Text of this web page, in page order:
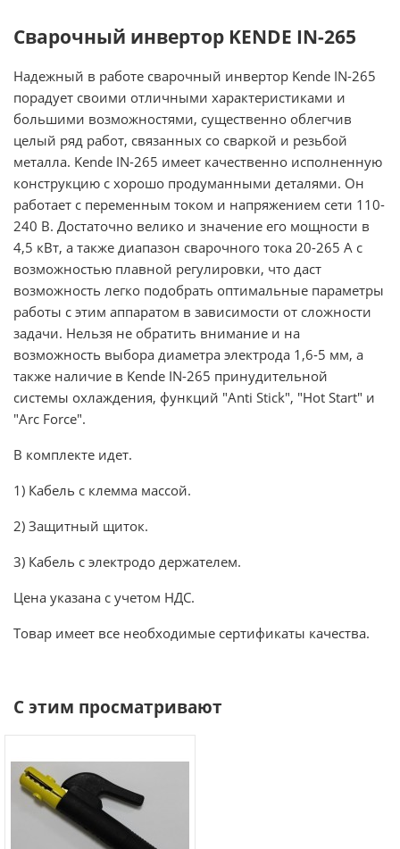
Сварочный инвертор KENDE IN-265
Надежный в работе сварочный инвертор Kende IN-265
порадует своими отличными характеристиками и
большими возможностями, существенно облегчив
целый ряд работ, связанных со сваркой и резьбой
металла. Kende IN-265 имеет качественно исполненную
конструкцию с хорошо продуманными деталями. Он
работает с переменным током и напряжением сети 110-
240 В. Достаточно велико и значение его мощности в
4,5 кВт, а также диапазон сварочного тока 20-265 А с
возможностью плавной регулировки, что даст
возможность легко подобрать оптимальные параметры
работы с этим аппаратом в зависимости от сложности
задачи. Нельзя не обратить внимание и на
возможность выбора диаметра электрода 1,6-5 мм, а
также наличие в Kende IN-265 принудительной
системы охлаждения, функций "Anti Stick", "Hot Start" и
"Arc Force".
В комплекте идет.
1) Кабель с клемма массой.
2) Защитный щиток.
3) Кабель с электродо держателем.
Цена указана с учетом НДС.
Товар имеет все необходимые сертификаты качества.
С этим просматривают